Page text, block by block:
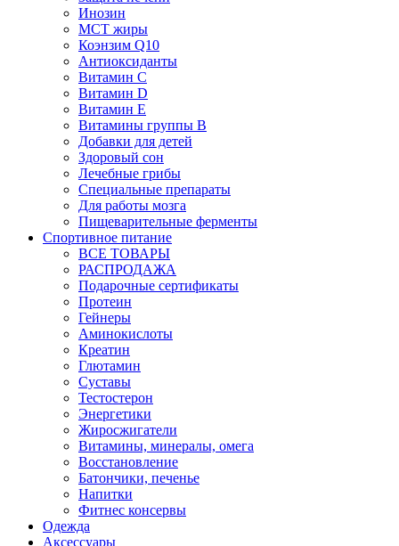
Инозин
МСТ жиры
Коэнзим Q10
Антиоксиданты
Витамин С
Витамин D
Витамин Е
Витамины группы B
Добавки для детей
Здоровый сон
Лечебные грибы
Специальные препараты
Для работы мозга
Пищеварительные ферменты
Спортивное питание
ВСЕ ТОВАРЫ
РАСПРОДАЖА
Подарочные сертификаты
Протеин
Гейнеры
Аминокислоты
Креатин
Глютамин
Суставы
Тестостерон
Энергетики
Жиросжигатели
Витамины, минералы, омега
Восстановление
Батончики, печенье
Напитки
Фитнес консервы
Одежда
Аксессуары